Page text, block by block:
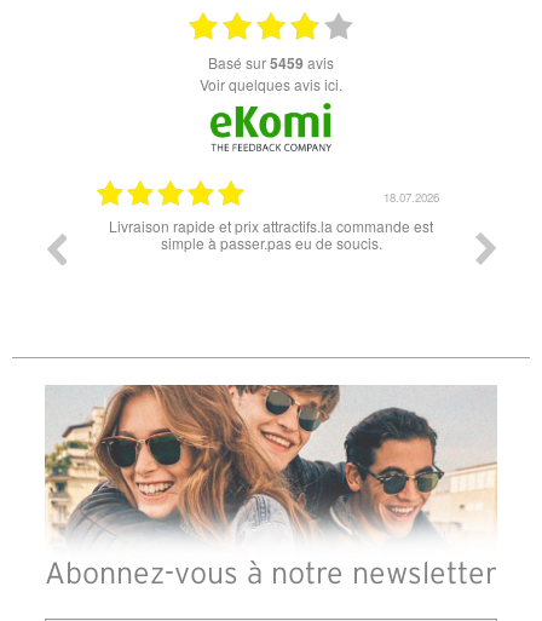
basé sur5459 avis
Voir quelques avis ici.
18.07.2026
Livraison rapide et prix attractifs.la commande est
simple à passer.pas eu de soucis.
Abonnez-vous à notre newsletter